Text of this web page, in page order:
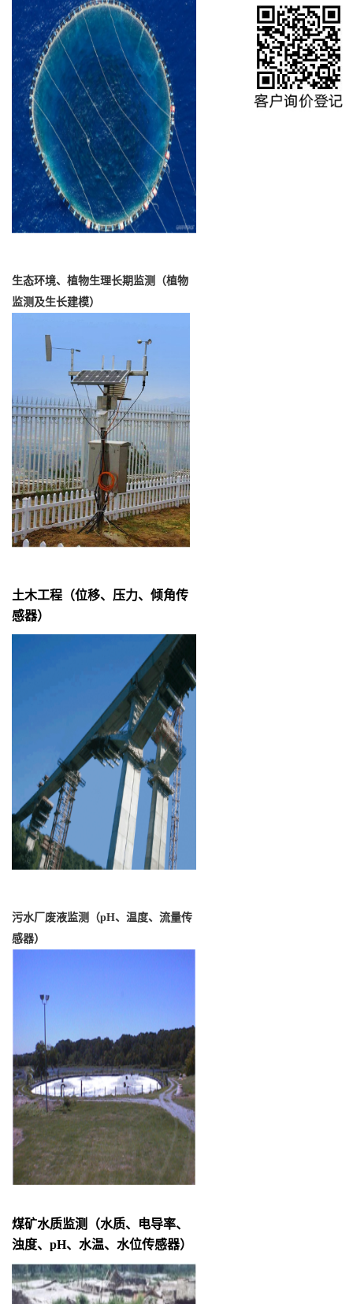
生态环境、植物生理长期监测（植物
监测及生长建模）
土木工程（位移、压力、倾角传
感器）
污水厂废液监测（pH、温度、流量传
感器）
煤矿水质监测（水质、电导率、
浊度、 pH、水温、水位传感器）